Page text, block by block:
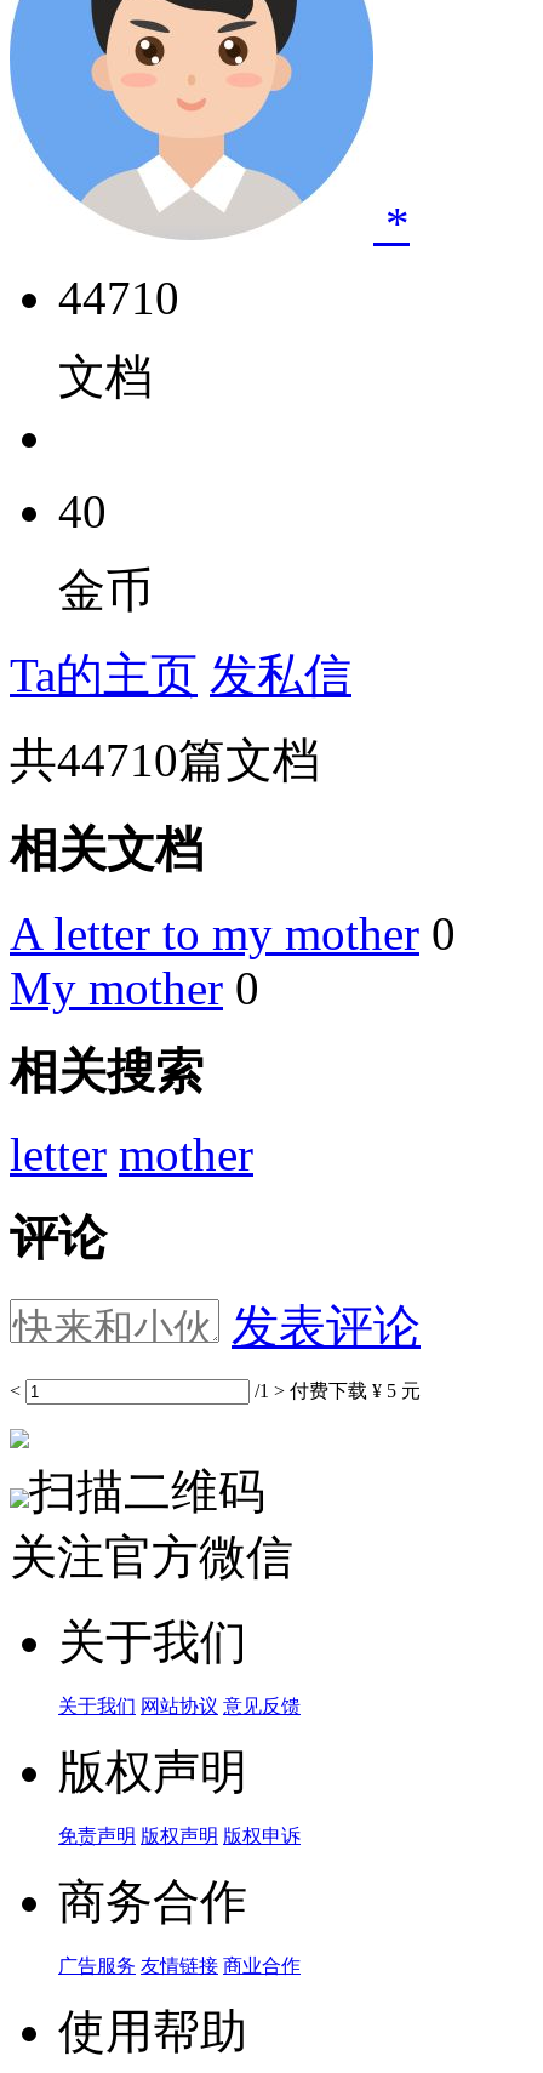
*
44710
文档
40
金币
Ta的主页 发私信
共44710篇文档
相关文档
A letter to my mother 0
My mother 0
相关搜索
letter mother
评论
发表评论
< /1 > 付费下载 ¥ 5 元
扫描二维码
关注官方微信
关于我们
关于我们 网站协议 意见反馈
版权声明
免责声明 版权声明 版权申诉
商务合作
广告服务 友情链接 商业合作
使用帮助